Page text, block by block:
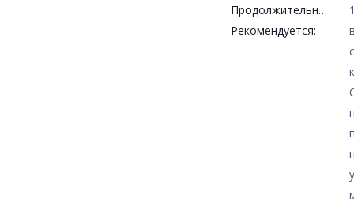
Продолжительность жизни:
Рекомендуется: